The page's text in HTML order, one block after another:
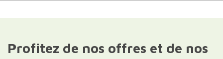
Profitez de nos offres et de nos